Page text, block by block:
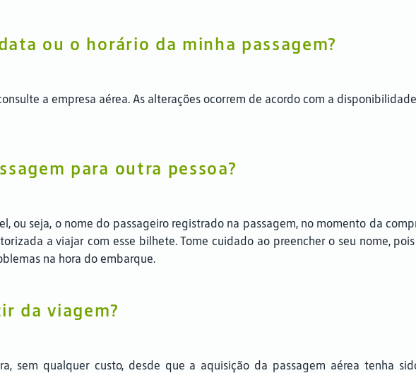
ou o horário da minha passagem?
a empresa aérea. As alterações ocorrem de acordo com a
para outra pessoa?
ou seja, o nome do passageiro registrado na passagem, no momento da
a viajar com esse bilhete. Tome cuidado ao preencher o seu nome,
na hora do embarque.
da viagem?
sem qualquer custo, desde que a aquisição da passagem aérea tenha